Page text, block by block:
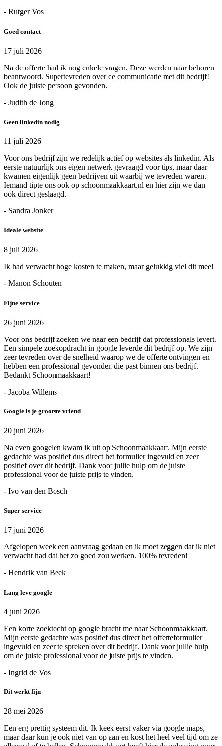
- Rutger Vos
Goed contact
17 juli 2026
Na de offerte had ik nog enkele vragen. Deze werden naar behoren
beantwoord. Supertevreden over de communicatie met dit bedrijf!
Ook de juiste persoon gevonden.
- Judith de Jong
Geen linkedin nodig
11 juli 2026
Voor ons bedrijf zijn we redelijk actief op websites als linkedin. Als
eerste natuurlijk ons eigen netwerk gevraagd voor tips, maar daar
kwamen eigenlijk geen bedrijven uit waarbij we tevreden waren.
Iemand tipte ons ook op schoonmaakkaart.nl en hier zijn we dan
ook direct geslaagd.
- Sandra Jonker
Ideale website
8 juli 2026
Ik had verwacht hoge kosten te maken, maar gelukkig viel dit mee!
- Manon Schouten
Fijne service
26 juni 2026
Voor ons bedrijf zoeken we naar een bedrijf dat professionals levert.
Een simpele zoekopdracht in google leverde dit bedrijf op. We zijn
zeer tevreden over de snelheid waarop we de offerte ontvingen en
hebben een professional gevonden die past binnen ons bedrijf.
Bedankt Schoonmaakkaart!
- Jacoba Willems
Google is je grootste vriend
20 juni 2026
Na even googelen kwam ik uit op Schoonmaakkaart. Mijn eerste
gedachte was positief dus direct het formulier ingevuld en zeer
positief over dit bedrijf. Dank voor jullie hulp om de juiste
professional voor de juiste prijs te vinden.
- Ivo van den Bosch
Super service
17 juni 2026
Afgelopen week een aanvraag gedaan en ik moet zeggen dat ik niet
verwacht had dat het zo goed zou werken. 100% tevreden!
- Hendrik van Beek
Lang leve google
4 juni 2026
Een korte zoektocht op google bracht me naar Schoonmaakkaart.
Mijn eerste gedachte was positief dus direct het offerteformulier
ingevuld en zeer te spreken over dit bedrijf. Dank voor jullie hulp
om de juiste professional voor de juiste prijs te vinden.
- Ingrid de Vos
Dit werkt fijn
28 mei 2026
Een erg prettig systeem dit. Ik keek eerst vaker via google maps,
maar daar kun je ook niet van op aan en kost het heel veel tijd om ze